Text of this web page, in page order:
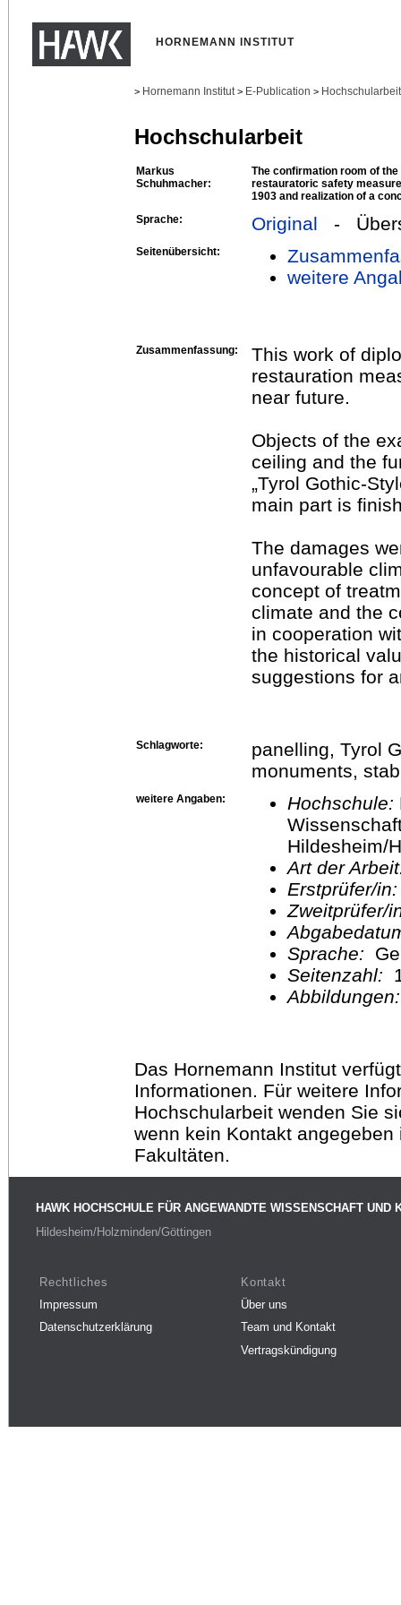
HORNEMANN INSTITUT
> Hornemann Institut > E-Publication >
Hochschularbeit
Markus
Schuhmacher:
The confirmation room of
restauratoric safety
1903 and realization of a
Sprache:
Original -
Seitenübersicht:
weitere
Zusammenfassung:
This work of
restauration
near future.
Objects of the
ceiling and the
„Tyrol Gothic-
main part is
The damages
unfavourable
concept of
climate and the
in cooperation
the historical
suggestions for
Schlagworte:
panelling, Tyrol
monuments,
weitere Angaben: Hochschule:
Hildesheim/
Art der
Erstprüfer/
Sprache:
Seitenzahl:
Das Hornemann Institut
Informationen. Für weitere
Hochschularbeit wenden Sie
wenn kein Kontakt
Fakultäten.
HAWK HOCHSCHULE FÜR ANGEWANDTE WISSENSCHAFT UND
Hildesheim/Holzminden/Göttingen
Rechtliches
Impressum
Datenschutzerklärung
Kontakt
Über uns
Team und Kontakt
Vertragskündigung